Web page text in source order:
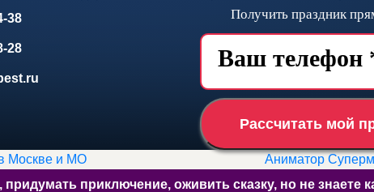
38
28
Получить праздник
Рассчитать мой
Москве и МО
Аниматор
придумать приключение, оживить сказку, но не